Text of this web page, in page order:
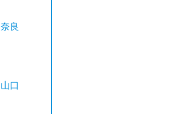
奈良
山口